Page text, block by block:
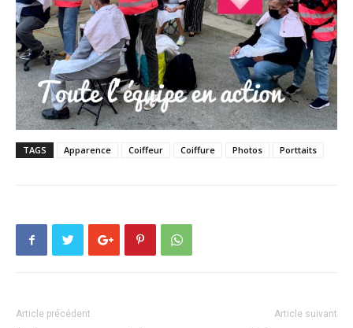
TAGS Apparence Coiffeur Coiffure Photos Porttaits
Article précédent Article suivant